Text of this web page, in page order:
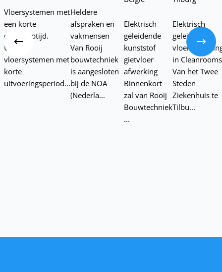
Vloersystemen met
een korte
doorlooptijd.
Ucrete
vloersystemen met
korte
uitvoeringsperiod...
Heldere
afspraken en
vakmensen
Van Rooij
bouwtechniek
is aangesloten
bij de NOA
(Nederla...
Elektrisch
geleidende
kunststof
gietvloer
afwerking
Binnenkort
zal van Rooij
Bouwtechniek
...
Elektrisch
geleidende
in Cleanrooms
Van het Twee
Steden
Ziekenhuis te
Tilbu...
Vorige